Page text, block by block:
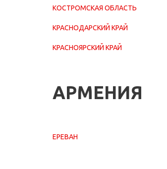
КОСТРОМСКАЯ ОБЛАСТЬ
КРАСНОДАРСКИЙ КРАЙ
КРАСНОЯРСКИЙ КРАЙ
АРМЕНИЯ
ЕРЕВАН